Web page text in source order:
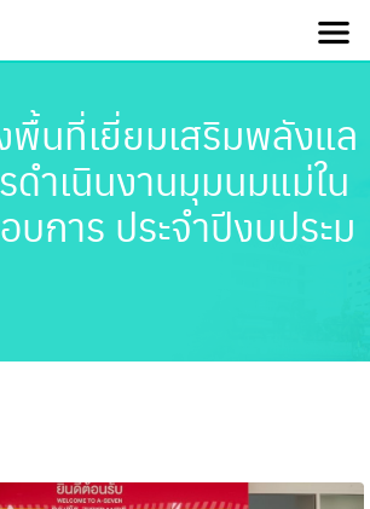
นที่เยี่ยมเสริมพลังแล
ดำเนินงานมุมนมแม่ใน
บการ ประจำปีงบประม